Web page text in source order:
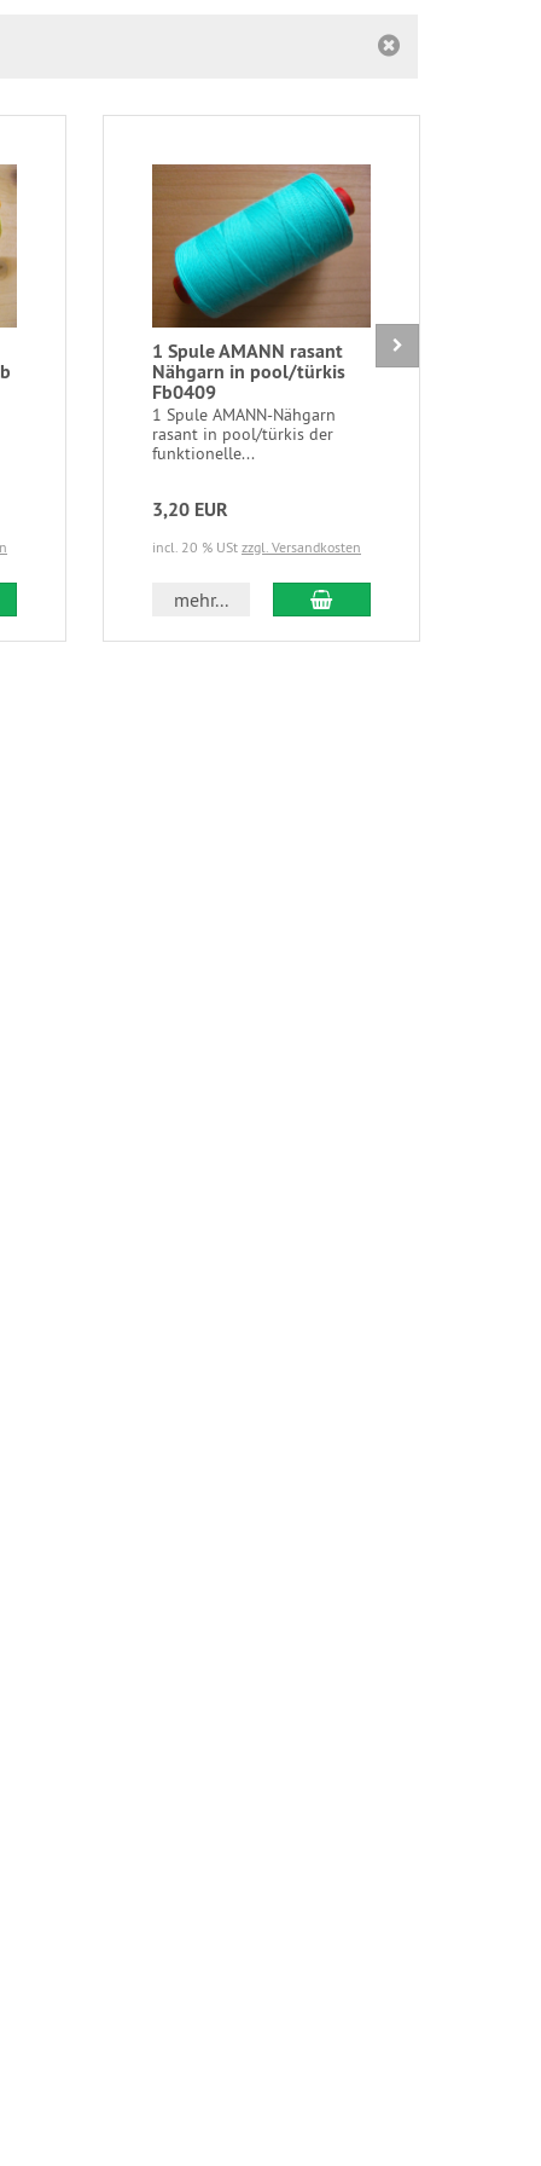
Warenkorb
1 Spule AMANN rasant
Nähgarn in pool/türkis
Fb0409
1 Spule AMANN-Nähgarn
rasant in pool/türkis der
funktionelle...
3,20 EUR
incl. 20 % USt zzgl. Versandkosten
mehr... In den Warenkorb